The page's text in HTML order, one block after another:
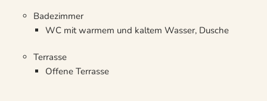
Badezimmer
WC mit warmem und kaltem Wasser, Dusche
Terrasse
Offene Terrasse